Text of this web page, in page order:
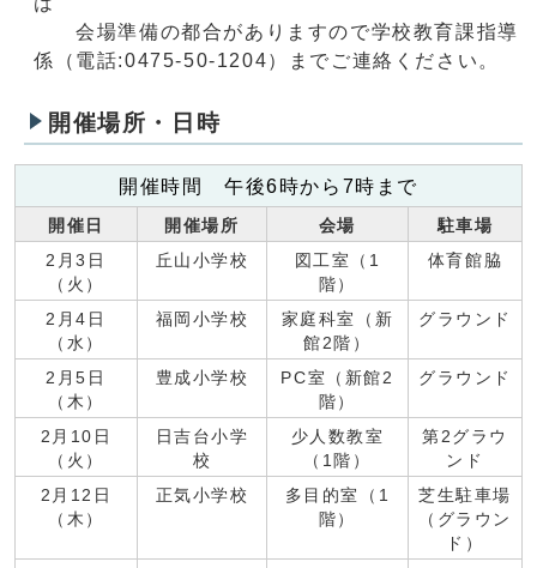
会場準備の都合がありますので学校教育課指導
係（電話:0475-50-1204）までご連絡ください。
開催場所・日時
開催時間 午後6時から7時まで
開催日 開催場所 会場
駐車場
2月3日
（火）
丘山小学校
図工室（1
階）
体育館脇
2月4日
（水）
福岡小学校
家庭科室（新
館2階）
グラウンド
2月5日
（木）
豊成小学校
PC室（新館2
階）
グラウンド
2月10日
（火）
日吉台小学
校
少人数教室
（1階）
第2グラウ
ンド
2月12日
（木）
正気小学校
多目的室（1
階）
芝生駐車場
（グラウン
ド）